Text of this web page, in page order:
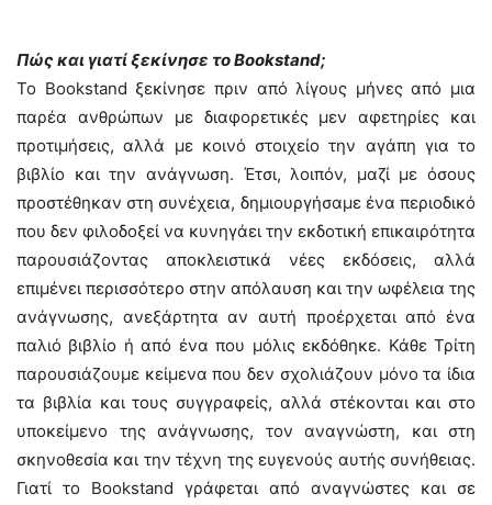
Πώς και γιατί ξεκίνησε το Βookstand;
Το Bookstand ξεκίνησε πριν από λίγους μήνες από μια
παρέα ανθρώπων με διαφορετικές μεν αφετηρίες και
προτιμήσεις, αλλά με κοινό στοιχείο την αγάπη για το
βιβλίο και την ανάγνωση. Έτσι, λοιπόν, μαζί με όσους
προστέθηκαν στη συνέχεια, δημιουργήσαμε ένα περιοδικό
που δεν φιλοδοξεί να κυνηγάει την εκδοτική επικαιρότητα
παρουσιάζοντας αποκλειστικά νέες εκδόσεις, αλλά
επιμένει περισσότερο στην απόλαυση και την ωφέλεια της
ανάγνωσης, ανεξάρτητα αν αυτή προέρχεται από ένα
παλιό βιβλίο ή από ένα που μόλις εκδόθηκε. Κάθε Τρίτη
παρουσιάζουμε κείμενα που δεν σχολιάζουν μόνο τα ίδια
τα βιβλία και τους συγγραφείς, αλλά στέκονται και στο
υποκείμενο της ανάγνωσης, τον αναγνώστη, και στη
σκηνοθεσία και την τέχνη της ευγενούς αυτής συνήθειας.
Γιατί το Bookstand γράφεται από αναγνώστες και σε